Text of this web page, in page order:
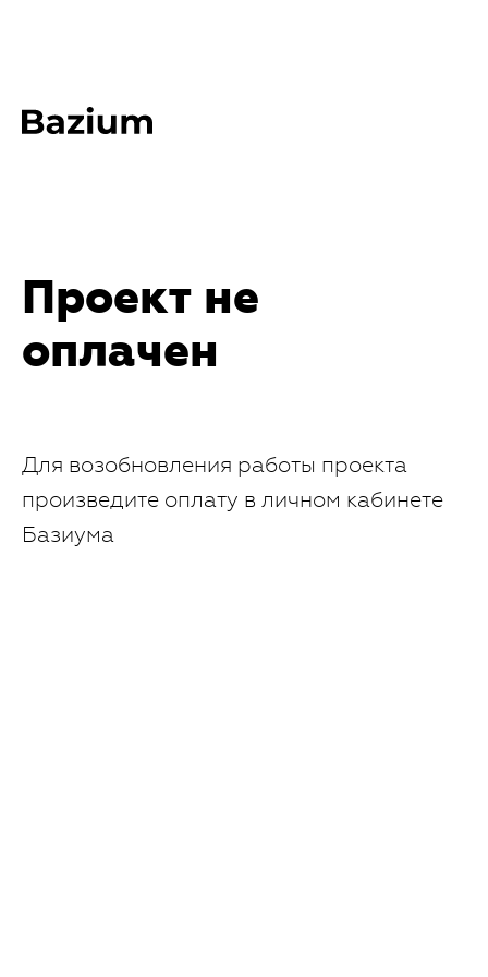
Проект не
оплачен
Для возобновления работы проекта
произведите оплату в личном кабинете
Базиума